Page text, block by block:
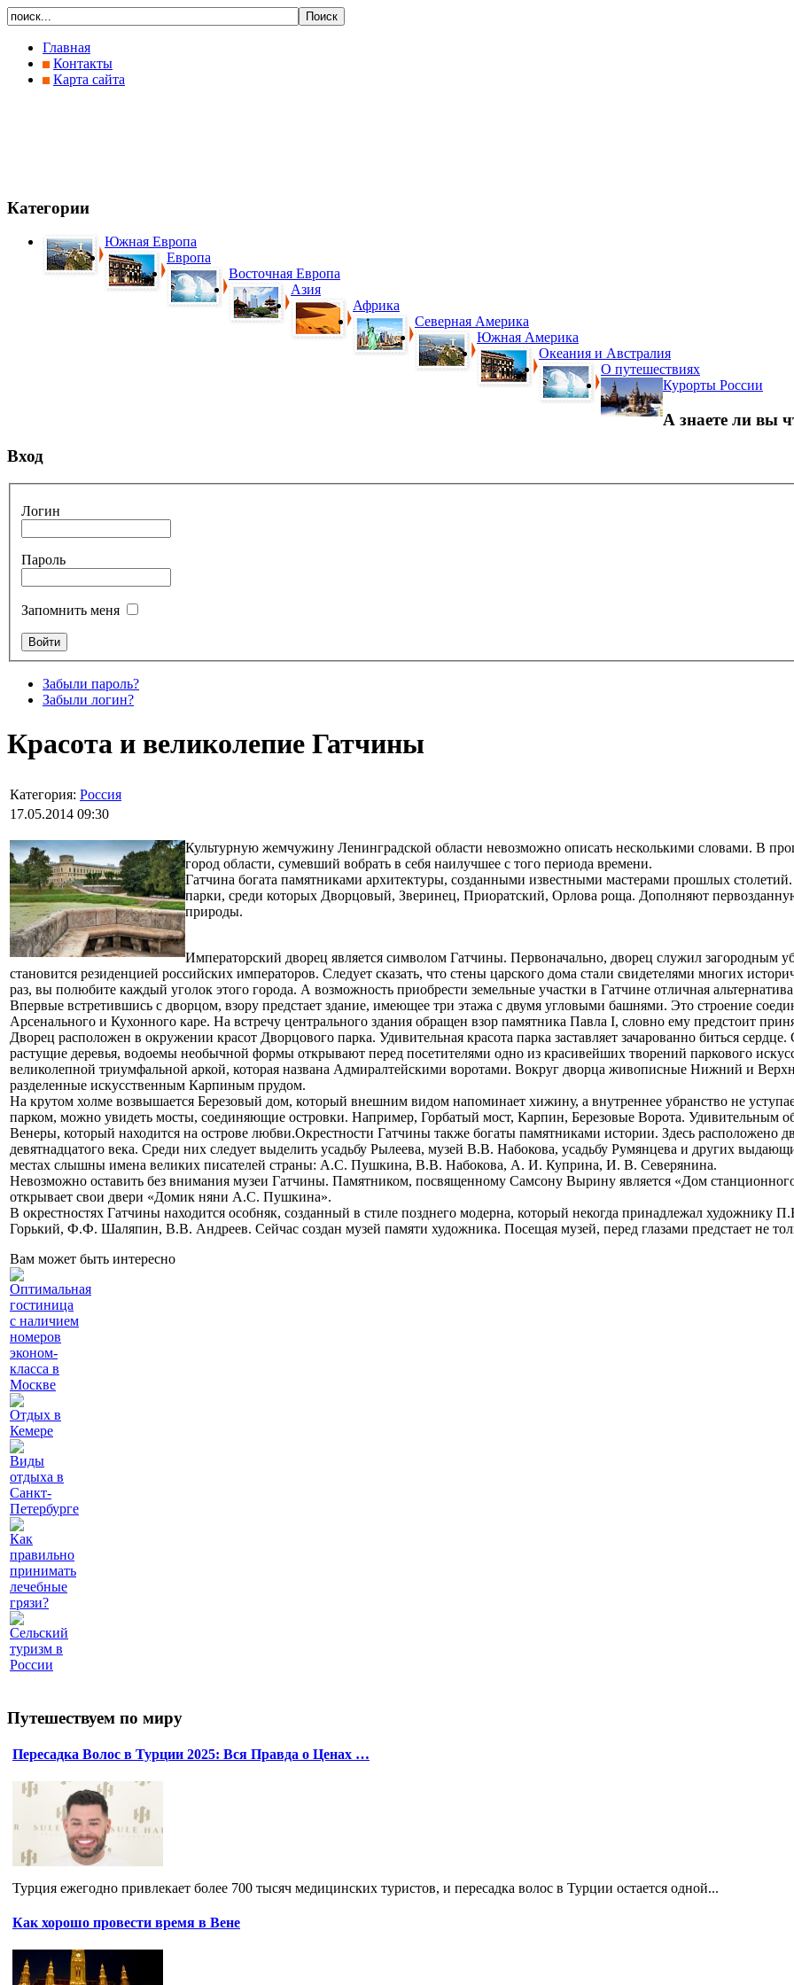
Главная
Контакты
Карта сайта
Категории
Южная Европа
Европа
Восточная Европа
Азия
Африка
Северная Америка
Южная Америка
Океания и Австралия
О путешествиях
Курорты России
А знаете ли вы
Вход
Логин
Пароль
Запомнить меня
Забыли пароль?
Забыли логин?
Красота и великолепие Гатчины
Категория: Россия
17.05.2014 09:30
Культурную жемчужину Ленинградской области невозможно описать несколькими словами. В
город области, сумевший вобрать в себя наилучшее с того периода времени.
Гатчина богата памятниками архитектуры, созданными известными мастерами прошлых
парки, среди которых Дворцовый, Зверинец, Приоратский, Орлова роща. Дополняют
природы.
Императорский дворец является символом Гатчины. Первоначально, дворец служил загородным
становится резиденцией российских императоров. Следует сказать, что стены царского дома стали свидетелями многих
раз, вы полюбите каждый уголок этого города. А возможность приобрести земельные участки в Гатчине отличная альтернатива
Впервые встретившись с дворцом, взору предстает здание, имеющее три этажа с двумя угловыми башнями. Это строение
Арсенального и Кухонного каре. На встречу центрального здания обращен взор памятника Павла I, словно ему предстоит
Дворец расположен в окружении красот Дворцового парка. Удивительная красота парка заставляет зачарованно биться
растущие деревья, водоемы необычной формы открывают перед посетителями одно из красивейших творений паркового
великолепной триумфальной аркой, которая названа Адмиралтейскими воротами. Вокруг дворца живописные Нижний и
разделенные искусственным Карпиным прудом.
На крутом холме возвышается Березовый дом, который внешним видом напоминает хижину, а внутреннее убранство не
парком, можно увидеть мосты, соединяющие островки. Например, Горбатый мост, Карпин, Березовые Ворота. Удивительным
Венеры, который находится на острове любви.Окрестности Гатчины также богаты памятниками истории. Здесь расположено
девятнадцатого века. Среди них следует выделить усадьбу Рылеева, музей В.В. Набокова, усадьбу Румянцева и других
местах слышны имена великих писателей страны: А.С. Пушкина, В.В. Набокова, А. И. Куприна, И. В. Северянина.
Невозможно оставить без внимания музеи Гатчины. Памятником, посвященному Самсону Вырину является «Дом
открывает свои двери «Домик няни А.С. Пушкина».
В окрестностях Гатчины находится особняк, созданный в стиле позднего модерна, который некогда принадлежал
Горький, Ф.Ф. Шаляпин, В.В. Андреев. Сейчас создан музей памяти художника. Посещая музей, перед глазами предстает не
Вам может быть интересно
Оптимальная
гостиница
с наличием
номеров
эконом-
класса в
Москве
Отдых в
Кемере
Виды
отдыха в
Санкт-
Петербурге
Как
правильно
принимать
лечебные
грязи?
Сельский
туризм в
России
Путешествуем по миру
Пересадка Волос в Турции 2025: Вся Правда о Ценах …
Турция ежегодно привлекает более 700 тысяч медицинских туристов, и пересадка волос в Турции остается одной...
Как хорошо провести время в Вене